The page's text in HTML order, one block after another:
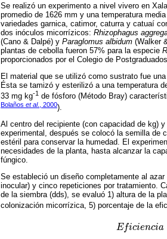
Se realizó un experimento a nivel vivero en
promedio de 1626 mm y una temperatura
variedades garnica, catimor, caturra y catuaí
dos inóculos micorrízicos: Rhizophagus
(Cano & Dalpé) y Paraglomus albidum (Walker
plantas de cebolla fueron 57% para la especie
proporcionados por el Colegio de
El material que se utilizó como sustrato fue
Ésta se tamizó y esterilizó a una temperatura
33 mg kg-1 de fósforo (Método Bray)
Bolaños et al., 2000).
Al centro del recipiente (con capacidad de kg)
experimental, después se colocó la semilla de
estéril para conservar la humedad. El
necesidades de la planta, hasta alcanzar la
fúngico.
Se estableció un diseño completamente al
inocular) y cinco repeticiones por tratamiento.
de la siembra (dds), se evaluó 1) altura de la
colonización micorrízica, 5) porcentaje de la
Eficiencia
Eficiencia=alt